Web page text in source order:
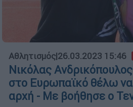
Αθλητισμός|26.03.2023 15:46
Νικόλας
στο Ευρωπαϊκό θέλω να
αρχή - Με βοήθησε ο